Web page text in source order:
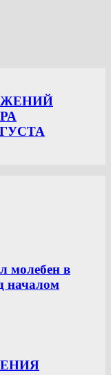
молебен в
началом